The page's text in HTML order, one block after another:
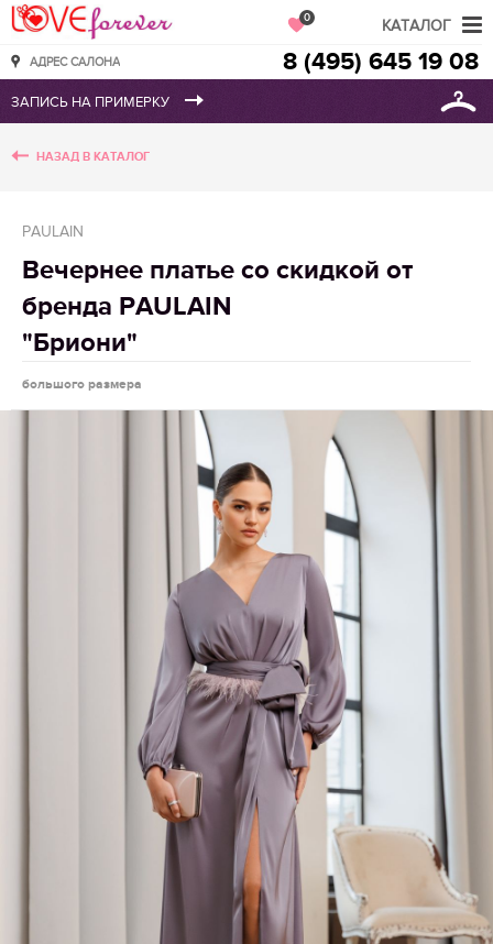
Love Forever
АДРЕС САЛОНА
0
8 (495) 645 19 08
НАЗАД В КАТАЛОГ
PAULAIN
Вечернее платье со скидкой от
бренда PAULAIN
"Бриони"
большого размера
КАТАЛОГ